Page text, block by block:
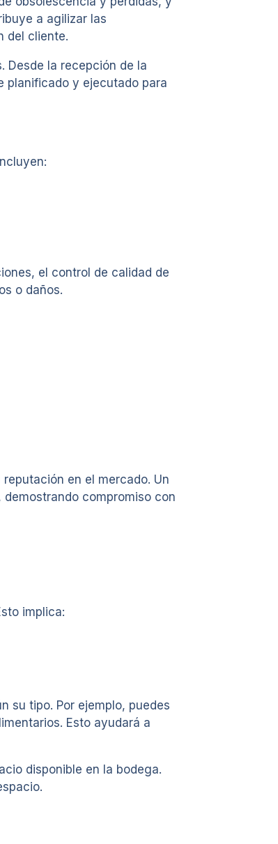
a agilizar las
del cliente.
Desde la recepción de la
planificado y ejecutado para
el control de calidad de
o daños.
en el mercado. Un
compromiso con
implica:
su tipo. Por ejemplo, puedes
Esto ayudará a
disponible en la bodega.